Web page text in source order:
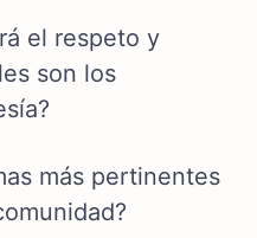
el respeto y
son los
más pertinentes